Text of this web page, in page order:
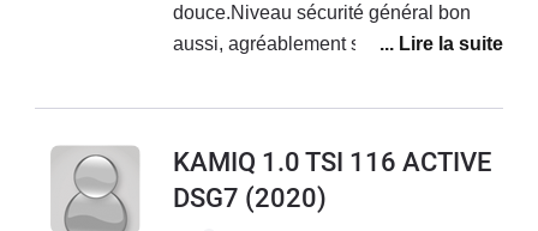
douce.Niveau sécurité général bon
aussi, agréablement surpris de cette
esthétiques extérieurs qu’intérieur.Bon
mon goût
KAMIQ 1.0 TSI 116 ACTIVE
DSG7 (2020)